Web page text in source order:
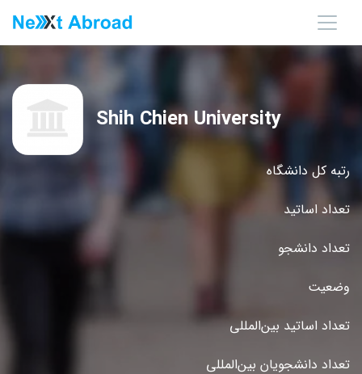
رتبه کل دانشگاه
تعداد اساتید
تعداد دانشجو
وضعیت
تعداد اساتید بین‌المللی
تعداد دانشجویان بین‌المللی
Shih Chien University